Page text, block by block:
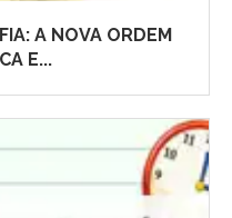
A NOVA ORDEM
E...